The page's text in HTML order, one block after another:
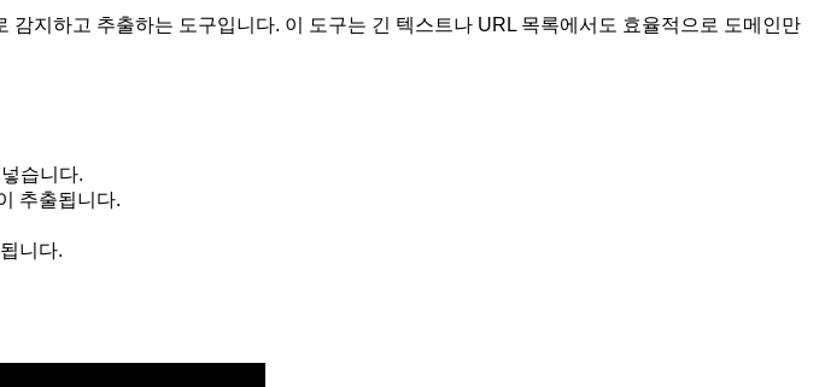
감지하고 추출하는 도구입니다. 이 도구는 긴 텍스트나 URL 목록에서도 효율적으로 도메인만
습니다.
추출됩니다.
니다.